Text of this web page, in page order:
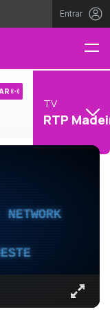
Entrar
TV
RTP